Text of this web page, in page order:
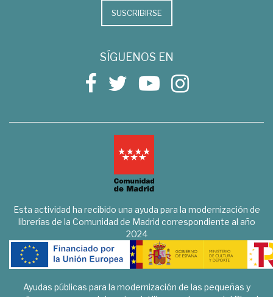
SUSCRIBIRSE
SÍGUENOS EN
Esta actividad ha recibido una ayuda para la modernización de
librerías de la Comunidad de Madrid correspondiente al año
2024
Ayudas públicas para la modernización de las pequeñas y